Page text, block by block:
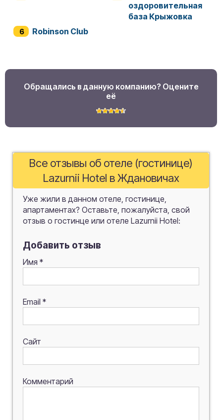
оздоровительная
база Крыжовка
Robinson Club
Обращались в данную компанию? Оцените
её
Все отзывы об отеле (гостинице)
Lazurnii Hotel в Ждановичах
Уже жили в данном отеле, гостинице,
апартаментах? Оставьте, пожалуйста, свой
отзыв о гостинце или отеле Lazurnii Hotel:
Добавить отзыв
Имя *
Email *
Сайт
Комментарий